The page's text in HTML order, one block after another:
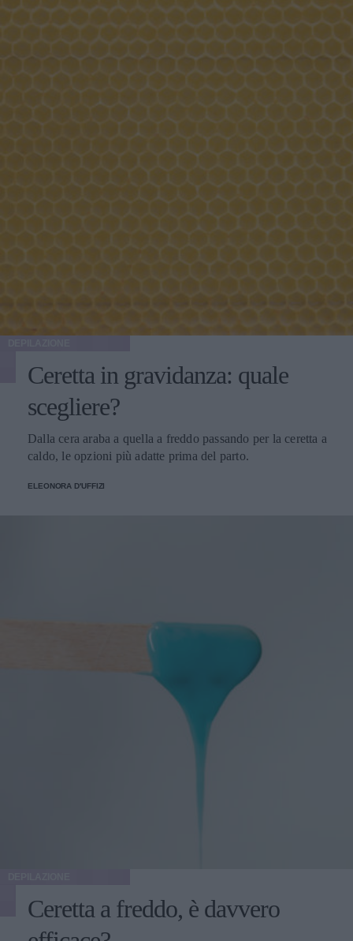
Ceretta in gravidanza: quale
scegliere?
Dalla cera araba a quella a freddo passando per la ceretta a
caldo, le opzioni più adatte prima del parto.
ELEONORA D'UFFIZI
Ceretta a freddo, è davvero